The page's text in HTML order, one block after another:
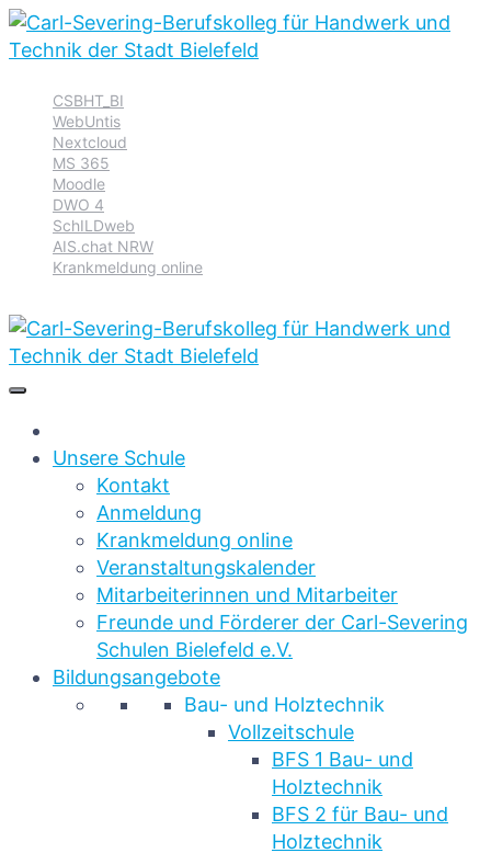
Hauptnavigation
springen
Inhalt
springen
Footer
springen
CSBHT_BI
WebUntis
Nextcloud
MS 365
Moodle
DWO 4
SchILDweb
AIS.chat NRW
Krankmeldung online
Unsere Schule
Kontakt
Anmeldung
Krankmeldung online
Veranstaltungskalender
Mitarbeiterinnen und Mitarbeiter
Freunde und Förderer der Carl-Severing
Schulen Bielefeld e.V.
Bildungsangebote
Bau- und Holztechnik
Vollzeitschule
BFS 1 Bau- und
Holztechnik
BFS 2 für Bau- und
Holztechnik